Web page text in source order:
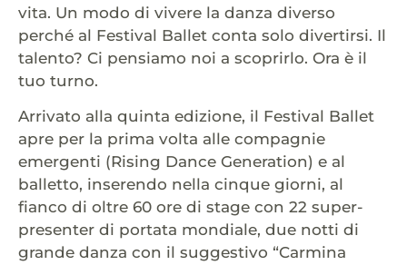
vita. Un modo di vivere la danza diverso
perché al Festival Ballet conta solo divertirsi. Il
talento? Ci pensiamo noi a scoprirlo. Ora è il
tuo turno.
Arrivato alla quinta edizione, il Festival Ballet
apre per la prima volta alle compagnie
emergenti (Rising Dance Generation) e al
balletto, inserendo nella cinque giorni, al
fianco di oltre 60 ore di stage con 22 super-
presenter di portata mondiale, due notti di
grande danza con il suggestivo “Carmina